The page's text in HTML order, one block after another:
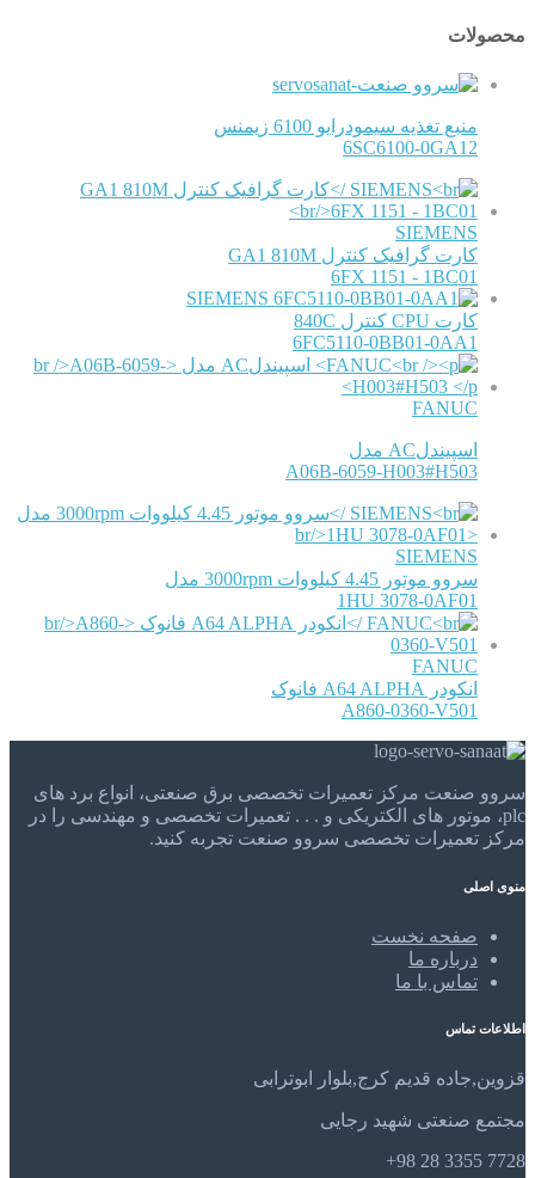
محصولات
منبع تغذیه سیمودرایو 6100 زیمنس
6SC6100-0GA12
SIEMENS
کارت گرافیک کنترل GA1 810M
6FX 1151 - 1BC01
SIEMENS
کارت CPU کنترل 840C
6FC5110-0BB01-0AA1
FANUC
اسپیندلAC مدل
A06B-6059-H003#H503
SIEMENS
سروو موتور 4.45 کیلووات 3000rpm مدل
1HU 3078-0AF01
FANUC
انکودر A64 ALPHA فانوک
A860-0360-V501
سروو صنعت مرکز تعمیرات تخصصی برق صنعتی، انواع برد های
plc، موتور های الکتریکی و . . . تعمیرات تخصصی و مهندسی را در
مرکز تعمیرات تخصصی سروو صنعت تجربه کنید.
منوی اصلی
صفحه نخست
درباره ما
تماس با ما
اطلاعات تماس
قزوین,جاده قدیم کرج,بلوار ابوترابی
مجتمع صنعتی شهید رجایی
7728 3355 28 98+